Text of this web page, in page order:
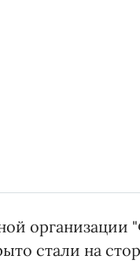
организации
стали на